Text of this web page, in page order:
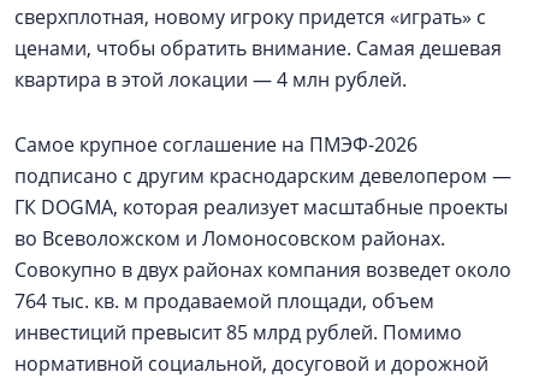
сверхплотная, новому игроку придется «играть» с
ценами, чтобы обратить внимание. Самая дешевая
квартира в этой локации — 4 млн рублей.
Самое крупное соглашение на ПМЭФ-2026
подписано с другим краснодарским девелопером —
ГК DOGMA, которая реализует масштабные проекты
во Всеволожском и Ломоносовском районах.
Совокупно в двух районах компания возведет около
764 тыс. кв. м продаваемой площади, объем
инвестиций превысит 85 млрд рублей. Помимо
нормативной социальной, досуговой и дорожной